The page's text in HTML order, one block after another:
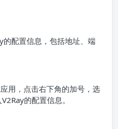
的配置信息，包括地址、端
用，点击右下角的加号，选
的配置信息。